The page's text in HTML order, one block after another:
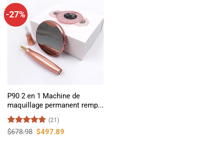
-27%
P90 2 en 1 Machine de
maquillage permanent remp...
Note5sur
(21)
$678.98 Le
$497.89